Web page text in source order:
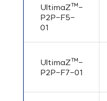
UltimaZ™-
P2P-F5-
01
UltimaZ™-
P2P-F7-01